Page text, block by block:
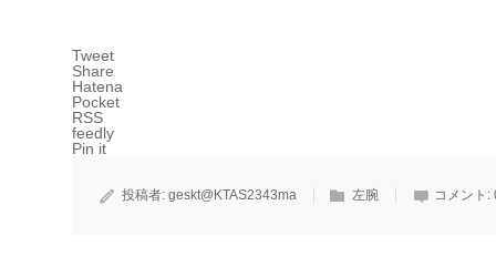
Tweet
Share
Hatena
Pocket
RSS
feedly
Pin it
投稿者: geskt@KTAS2343ma 左腕 コメント: